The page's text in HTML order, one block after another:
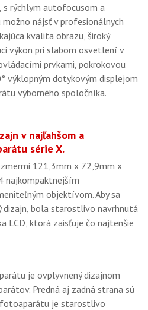
s rýchlym autofocusom a
nájsť v profesionálnych
kvalita obrazu, široký
výkon pri slabom osvetlení v
prvkami, pokrokovou
výklopným dotykovým displejom
výborného spoločníka.
v najľahšom a
série X.
121,3mm x 72,9mm x
najkompaktnejším
objektívom. Aby sa
bola starostlivo navrhnutá
LCD, ktorá zaisťuje čo najtenšie
je ovplyvnený dizajnom
Predná aj zadná strana sú
je starostlivo